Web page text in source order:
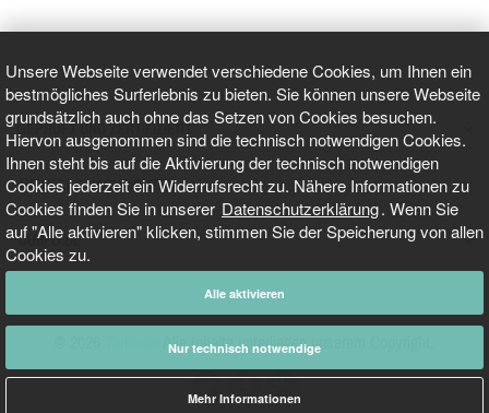
Unsere Webseite verwendet verschiedene Cookies, um Ihnen ein
bestmögliches Surferlebnis zu bieten. Sie können unsere Webseite
grundsätzlich auch ohne das Setzen von Cookies besuchen.
Hiervon ausgenommen sind die technisch notwendigen Cookies.
Ihnen steht bis auf die Aktivierung der technisch notwendigen
Cookies jederzeit ein Widerrufsrecht zu. Nähere Informationen zu
Cookies finden Sie in unserer Datenschutzerklärung. Wenn Sie
auf "Alle aktivieren" klicken, stimmen Sie der Speicherung von allen
Cookies zu.
Alle aktivieren
Nur technisch notwendige
Mehr Informationen
GEPRÜFT UND ZERTIFIZIERT
AKTUELLE NACHRICHTEN
TARIFO.DE
Alle Inhalte unterliegen unserem Copyright.